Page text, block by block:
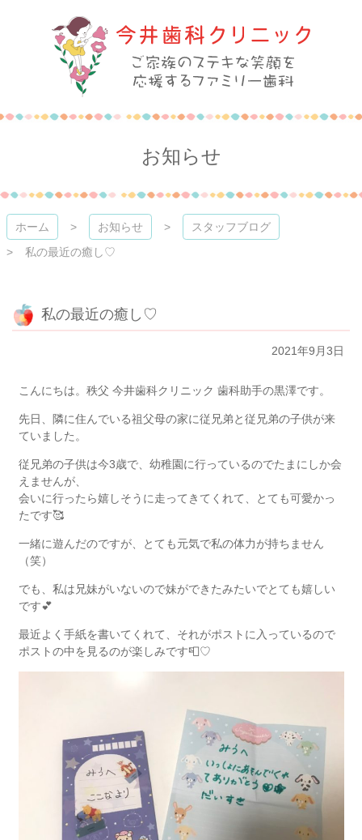
プ
今井歯科クリニック
お知らせ
ホーム お知らせ
スタッフブログ
私の最近の癒し♡
私の最近の癒し♡
2021年9月3日
こんにちは。秩父 今井歯科クリニック 歯科助手の黒澤です。
先日、隣に住んでいる祖父母の家に従兄弟と従兄弟の子供が来
ていました。
従兄弟の子供は今3歳で、幼稚園に行っているのでたまにしか会
えませんが、
会いに行ったら嬉しそうに走ってきてくれて、とても可愛かっ
たです🥰
一緒に遊んだのですが、とても元気で私の体力が持ちません
（笑）
でも、私は兄妹がいないので妹ができたみたいでとても嬉しい
です💕
最近よく手紙を書いてくれて、それがポストに入っているので
ポストの中を見るのが楽しみです📮♡